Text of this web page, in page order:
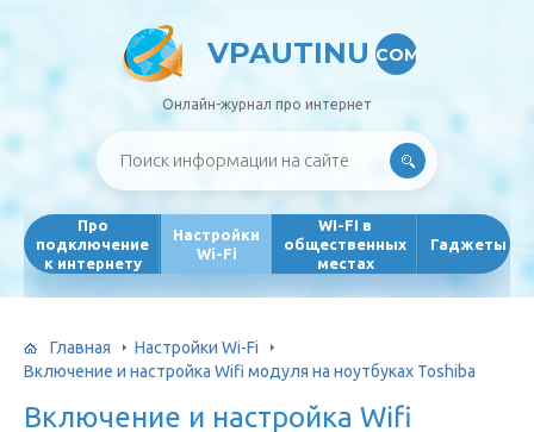
VPAUTINU COM
Онлайн-журнал про интернет
Про
подключение
к интернету
Настройки
Wi-Fi
WI-FI в
общественных
местах
Гаджеты
Главная
Настройки Wi-Fi
Включение и настройка Wifi модуля на ноутбуках Toshiba
Включение и настройка Wifi